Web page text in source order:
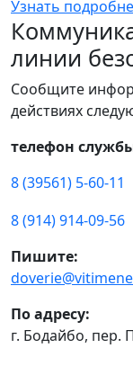
Узнать
линии
Сообщите
действиях
телефон
8 (39561) 5-60-11
8 (914) 914-09-56
Пишите:
По адресу:
г. Бодайбо, пер.